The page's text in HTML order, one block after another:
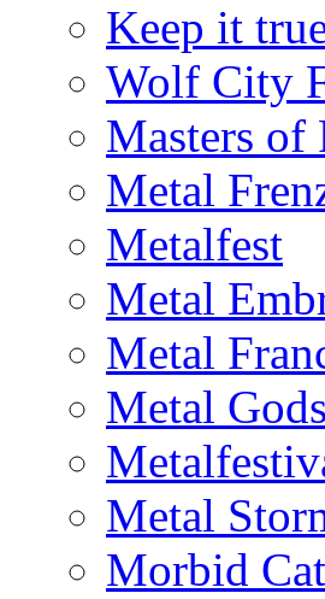
Keep it
Wolf City
Masters of
Metal
Metalfest
Metal
Metal
Metal
Metal
Morbid